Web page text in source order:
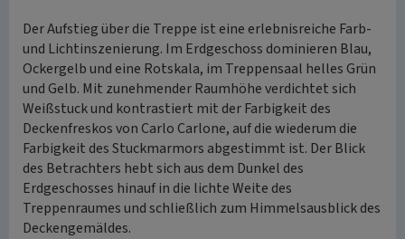
Der Aufstieg über die Treppe ist eine erlebnisreiche Farb-
und Lichtinszenierung. Im Erdgeschoss dominieren Blau,
Ockergelb und eine Rotskala, im Treppensaal helles Grün
und Gelb. Mit zunehmender Raumhöhe verdichtet sich
Weißstuck und kontrastiert mit der Farbigkeit des
Deckenfreskos von Carlo Carlone, auf die wiederum die
Farbigkeit des Stuckmarmors abgestimmt ist. Der Blick
des Betrachters hebt sich aus dem Dunkel des
Erdgeschosses hinauf in die lichte Weite des
Treppenraumes und schließlich zum Himmelsausblick des
Deckengemäldes.